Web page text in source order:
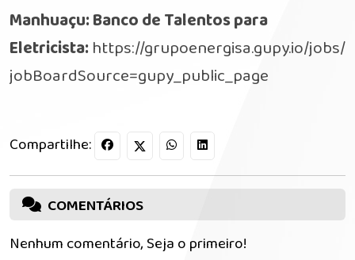
Manhuaçu: Banco de Talentos para
Eletricista: https://grupoenergisa.gupy.io/jobs/
jobBoardSource=gupy_public_page
Compartilhe:
COMENTÁRIOS
Nenhum comentário, Seja o primeiro!